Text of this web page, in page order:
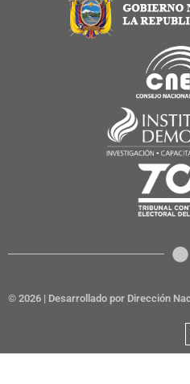
© 2026 | Desarrollado por Dirección